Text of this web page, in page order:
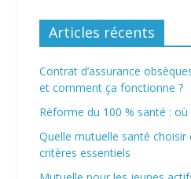
Articles récents
Contrat d’assurance
et comment ça fonctionne ?
Réforme du 100 % santé :
Quelle mutuelle santé choisir
critères essentiels